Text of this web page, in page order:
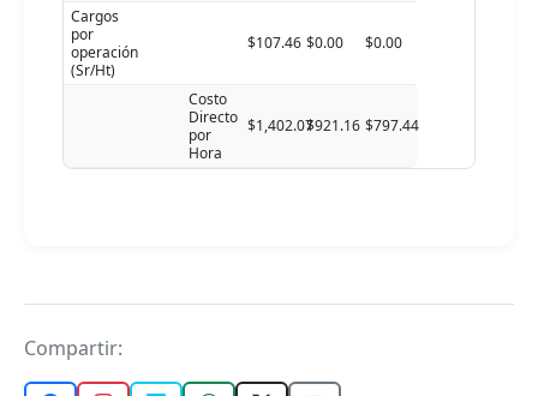
Cargos
por
operación
(Sr/Ht)
$107.46 $0.00 $0.00
Costo
Directo
por
Hora
$1,402.07$921.16 $797.44
Compartir: